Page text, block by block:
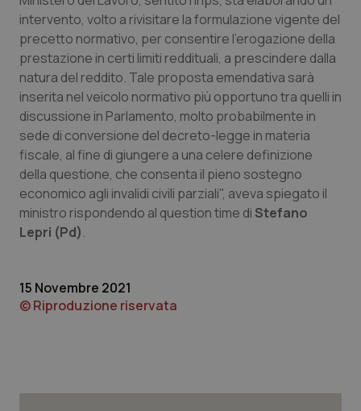
Molise
Piemonte
Provincia Autonoma di Bolzano
Provincia Autonoma di Trento
Puglia
Sardegna
Sicilia
Epatiti
HIV
Infezioni & Febbre
Ipertensione & Scompenso
Malattie rare
Malattia di Crohn & Rettocolite Ulcerosa
Neuroscienze & patologie neurodegenerative
intervento, volto a rivisitare la formulazione vigente del
precetto normativo, per consentire l'erogazione della
prestazione in certi limiti reddituali, a prescindere dalla
natura del reddito. Tale proposta emendativa sarà
inserita nel veicolo normativo più opportuno tra quelli in
discussione in Parlamento, molto probabilmente in
sede di conversione del decreto-legge in materia
fiscale, al fine di giungere a una celere definizione
della questione, che consenta il pieno sostegno
economico agli invalidi civili parziali", aveva spiegato il
ministro rispondendo al question time di Stefano
Lepri (Pd).
15 Novembre 2021
© Riproduzione riservata